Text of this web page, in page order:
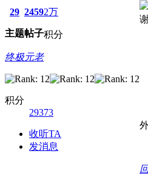
29
主题
2459
帖子
2万
积分
终极元老
积分
29373
收听TA
发消息